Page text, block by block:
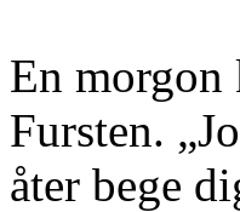
En morgon
Fursten.
åter bege